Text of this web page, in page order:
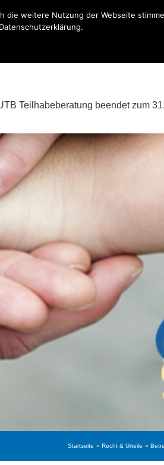
Teilhabeberatung beendet zum
Startseite Recht & Urteile
weitere Nutzung der Webseite